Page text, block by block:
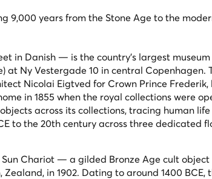
9,000 years from the Stone Age to the
in Danish — is the country's largest
at Ny Vestergade 10 in central Copenhagen.
Nicolai Eigtved for Crown Prince
in 1855 when the royal collections were
across its collections, tracing human
to the 20th century across three dedicated
Chariot — a gilded Bronze Age cult object
in 1902. Dating to around 1400 BCE,